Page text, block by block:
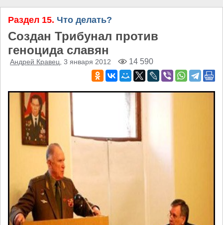
Раздел 15. Что делать?
Создан Трибунал против
геноцида славян
Андрей Кравец , 3 января 2012 14 590